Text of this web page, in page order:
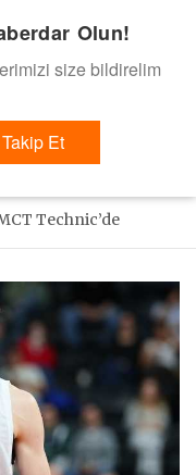
dedik.
Technic’de
Olun!
size bildirelim
Takip Et